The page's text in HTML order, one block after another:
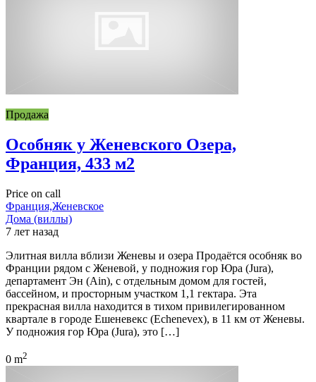
Продажа
Особняк у Женевского Озера,
Франция, 433 м2
Price on call
Франция,Женевское
Дома (виллы)
7 лет назад
Элитная вилла вблизи Женевы и озера Продаётся особняк во
Франции рядом с Женевой, у подножия гор Юра (Jura),
департамент Эн (Ain), с отдельным домом для гостей,
бассейном, и просторным участком 1,1 гектара. Эта
прекрасная вилла находится в тихом привилегированном
квартале в городе Ешеневекс (Echenevex), в 11 км от Женевы.
У подножия гор Юра (Jura), это […]
0 m2